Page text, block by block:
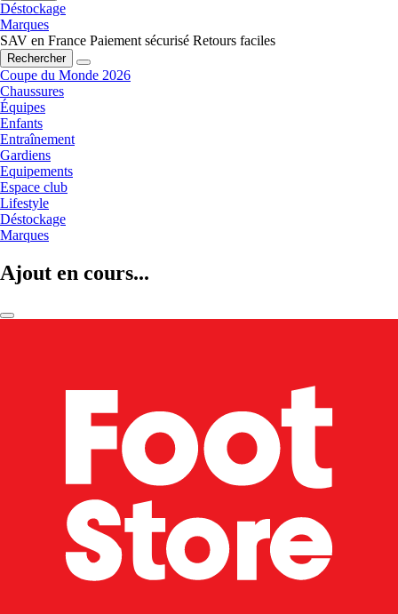
Déstockage
Marques
SAV en France Paiement sécurisé Retours faciles
Rechercher
Coupe du Monde 2026
Chaussures
Équipes
Enfants
Entraînement
Gardiens
Equipements
Espace club
Lifestyle
Déstockage
Marques
Ajout en cours...